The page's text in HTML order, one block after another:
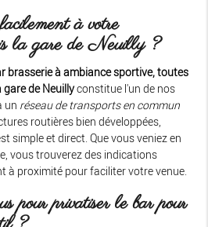
à votre
la gare de Neuilly ?
brasserie à ambiance sportive, toutes
de Neuillyconstitue l'un de nos
un réseau de transports en commun
routières bien développées,
simple et direct. Que vous veniez en
vous trouverez des indications
à proximité pour faciliter votre venue.
pour privatiser le bar pour